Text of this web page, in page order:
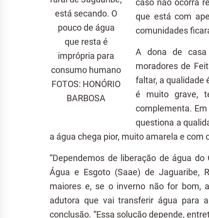
está secando. O
pouco de água
que resta é
imprópria para
consumo humano
FOTOS: HONÓRIO
BARBOSA
caso não ocorra
que está com
comunidades
A dona de
moradores de
faltar, a qualidade
é muito grave,
complementa.
questiona a
a água chega pior, muito amarela e com
“Dependemos de liberação de água
Água e Esgoto (Saae) de Jaguaribe,
maiores e, se o inverno não for bom,
adutora que vai transferir água para
conclusão. “Essa solução depende,